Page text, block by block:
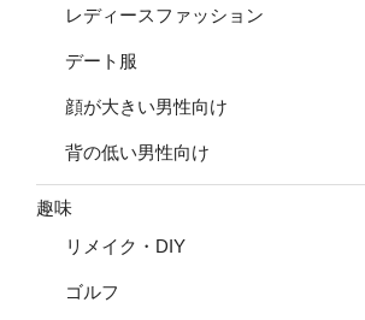
レディースファッション
デート服
顔が大きい男性向け
背の低い男性向け
趣味
リメイク・DIY
ゴルフ